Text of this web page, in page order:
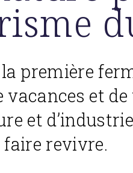
première
et
et
revivre.